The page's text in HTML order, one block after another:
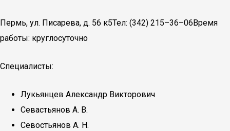
Пермь, ул. Писарева, д. 56 к5Тел: (342) 215–36–06Время
работы: круглосуточно
Специалисты:
Лукьянцев Александр Викторович
Севастьянов А. В.
Севостьянов А. Н.